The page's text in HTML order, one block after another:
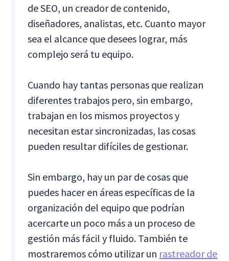
de SEO, un creador de contenido,
diseñadores, analistas, etc. Cuanto mayor
sea el alcance que desees lograr, más
complejo será tu equipo.
Cuando hay tantas personas que realizan
diferentes trabajos pero, sin embargo,
trabajan en los mismos proyectos y
necesitan estar sincronizadas, las cosas
pueden resultar difíciles de gestionar.
Sin embargo, hay un par de cosas que
puedes hacer en áreas específicas de la
organización del equipo que podrían
acercarte un poco más a un proceso de
gestión más fácil y fluido. También te
mostraremos cómo utilizar un rastreador de